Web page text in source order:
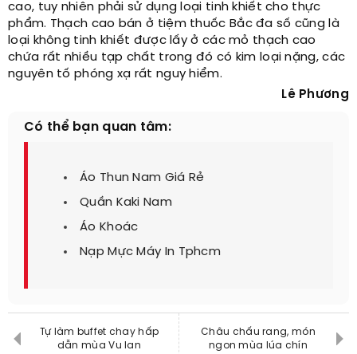
cao, tuy nhiên phải sử dụng loại tinh khiết cho thực
phẩm. Thạch cao bán ở tiệm thuốc Bắc đa số cũng là
loại không tinh khiết được lấy ở các mỏ thạch cao
chứa rất nhiều tạp chất trong đó có kim loại nặng, các
nguyên tố phóng xạ rất nguy hiểm.
Lê Phương
Có thể bạn quan tâm:
Áo Thun Nam Giá Rẻ
Quần Kaki Nam
Áo Khoác
Nạp Mực Máy In Tphcm
Tự làm buffet chay hấp
dẫn mùa Vu lan
Châu chấu rang, món
ngon mùa lúa chín